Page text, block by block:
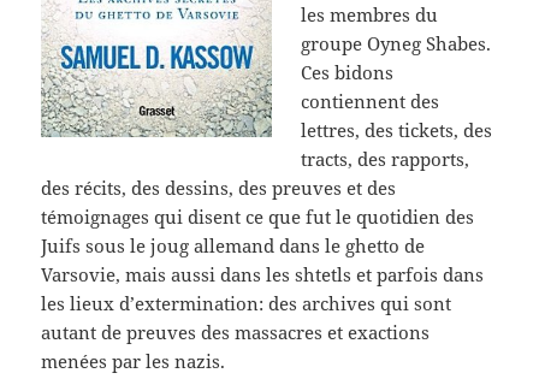
les membres du
groupe Oyneg Shabes.
Ces bidons
contiennent des
lettres, des tickets, des
tracts, des rapports,
des récits, des dessins, des preuves et des
témoignages qui disent ce que fut le quotidien des
Juifs sous le joug allemand dans le ghetto de
Varsovie, mais aussi dans les shtetls et parfois dans
les lieux d’extermination: des archives qui sont
autant de preuves des massacres et exactions
menées par les nazis.